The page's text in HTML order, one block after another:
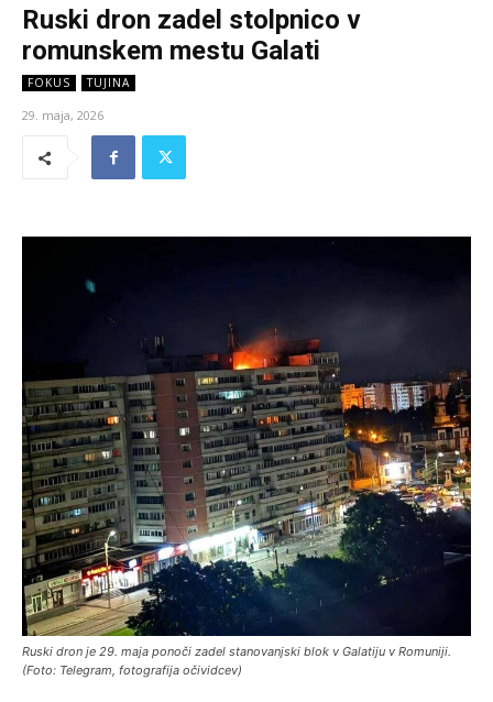
Ruski dron zadel stolpnico v
romunskem mestu Galati
FOKUS TUJINA
29. maja, 2026
Ruski dron je 29. maja ponoči zadel stanovanjski blok v Galatiju v Romuniji.
(Foto: Telegram, fotografija očividcev)